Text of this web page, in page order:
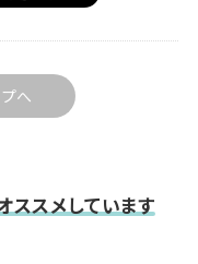
へ
ススメしています